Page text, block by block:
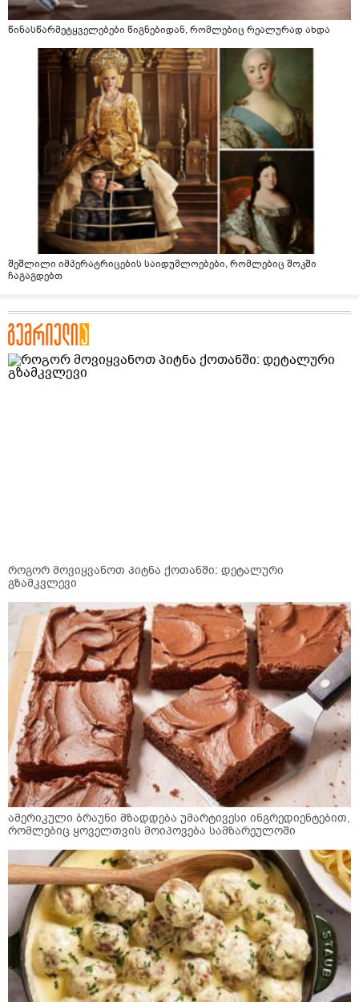
წინასწარმეტყველებები წიგნებიდან, რომლებიც რეალურად ახდა
შეშლილი იმპერატრიცების საიდუმლოებები, რომლებიც შოკში
ჩაგაგდებთ
როგორ მოვიყვანოთ პიტნა ქოთანში: დეტალური
გზამკვლევი
ამერიკული ბრაუნი მზადდება უმარტივესი ინგრედიენტებით,
რომლებიც ყოველთვის მოიპოვება სამზარეულოში